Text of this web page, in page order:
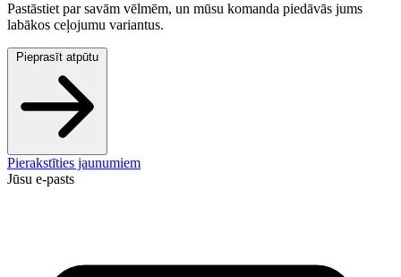
Pastāstiet par savām vēlmēm, un mūsu komanda piedāvās jums
labākos ceļojumu variantus.
Pieprasīt atpūtu
Pierakstīties jaunumiem
Jūsu e-pasts